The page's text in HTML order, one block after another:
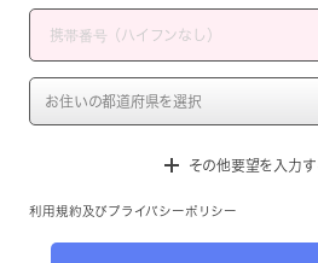
その他要望を入力す
利用規約 及び プライバシーポリシー